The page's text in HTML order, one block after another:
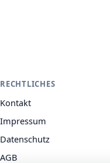
RECHTLICHES
Kontakt
Impressum
Datenschutz
AGB